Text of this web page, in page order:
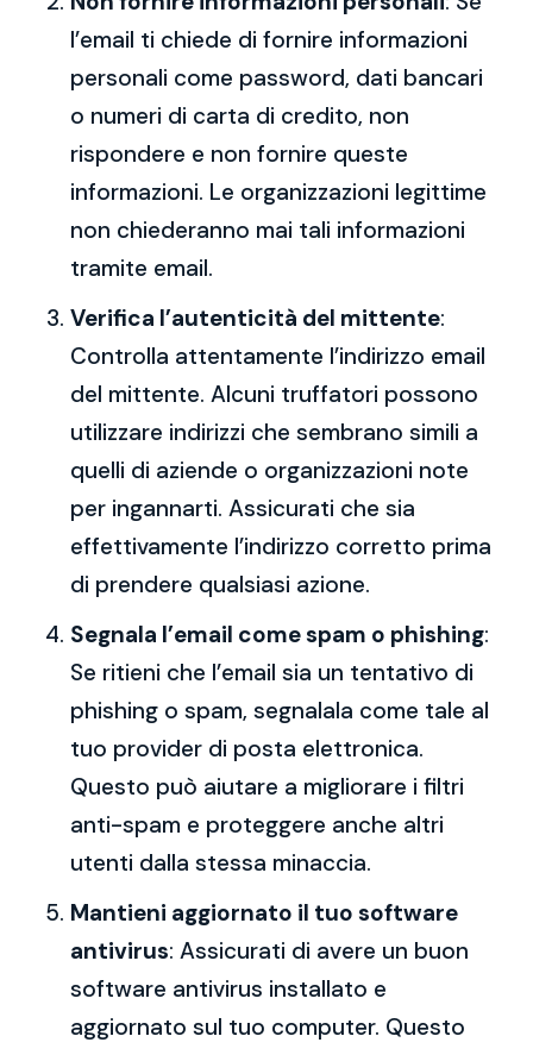
l’email ti chiede di fornire informazioni
personali come password, dati bancari
o numeri di carta di credito, non
rispondere e non fornire queste
informazioni. Le organizzazioni legittime
non chiederanno mai tali informazioni
tramite email.
Verifica l’autenticità del mittente:
Controlla attentamente l’indirizzo email
del mittente. Alcuni truffatori possono
utilizzare indirizzi che sembrano simili a
quelli di aziende o organizzazioni note
per ingannarti. Assicurati che sia
effettivamente l’indirizzo corretto prima
di prendere qualsiasi azione.
Segnala l’email come spam o phishing:
Se ritieni che l’email sia un tentativo di
phishing o spam, segnalala come tale al
tuo provider di posta elettronica.
Questo può aiutare a migliorare i filtri
anti-spam e proteggere anche altri
utenti dalla stessa minaccia.
Mantieni aggiornato il tuo software
antivirus: Assicurati di avere un buon
software antivirus installato e
aggiornato sul tuo computer. Questo